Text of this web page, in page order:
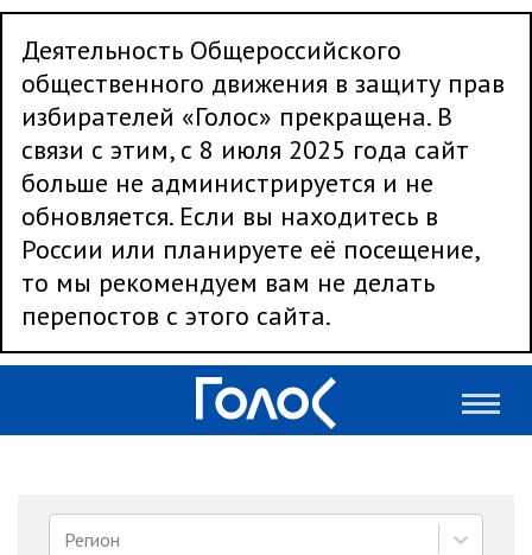
Деятельность Общероссийского
общественного движения в защиту прав
избирателей «Голос» прекращена. В
связи с этим, с 8 июля 2025 года сайт
больше не администрируется и не
обновляется. Если вы находитесь в
России или планируете её посещение,
то мы рекомендуем вам не делать
перепостов с этого сайта.
Регион